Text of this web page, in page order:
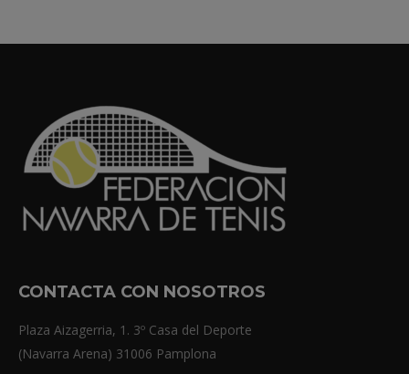
CONTACTA CON NOSOTROS
Plaza Aizagerria, 1. 3º Casa del Deporte
(Navarra Arena) 31006 Pamplona